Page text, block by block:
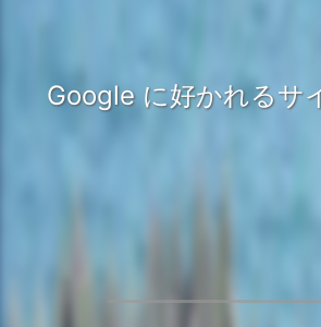
Google に好かれるサ